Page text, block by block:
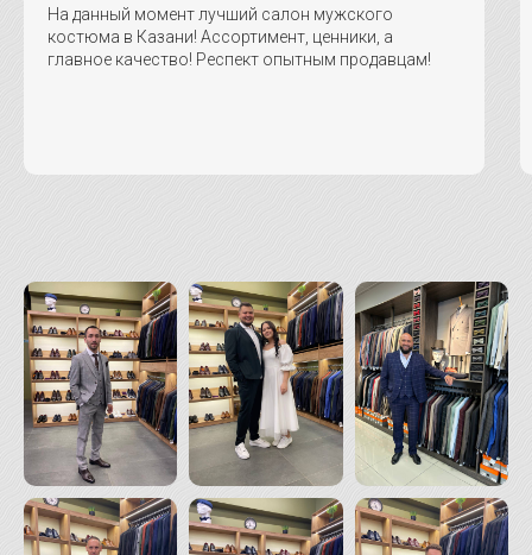
На данный момент лучший салон мужского
костюма в Казани! Ассортимент, ценники, а
главное качество! Респект опытным продавцам!